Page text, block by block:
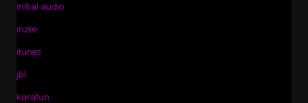
initial audio
inzee
itunes
jbl
karafun